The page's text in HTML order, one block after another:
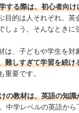
する際は、初心者向
目的は人それぞれ。
しょう。そんなときに
は、子どもや学生を対
難しすぎて学習を続け
重要です。
の教材は、英語の知
。中学レベルの英語か